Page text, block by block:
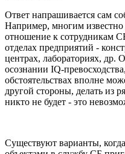
Ответ напрашивается сам
Например, многим
отношение к сотрудникам
отделах предприятий -
центрах, лабораториях, др.
осознании IQ-
обстоятельствах вполне
другой стороны, делать из
никто не будет - это
Существуют варианты,